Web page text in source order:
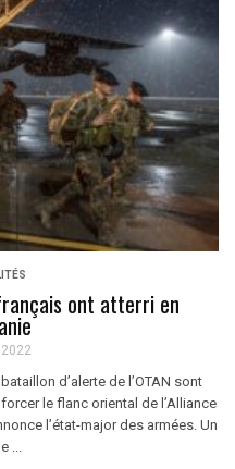
ont atterri en
d’alerte de l’OTAN sont
le flanc oriental de l’Alliance
l’état-major des armées. Un
...